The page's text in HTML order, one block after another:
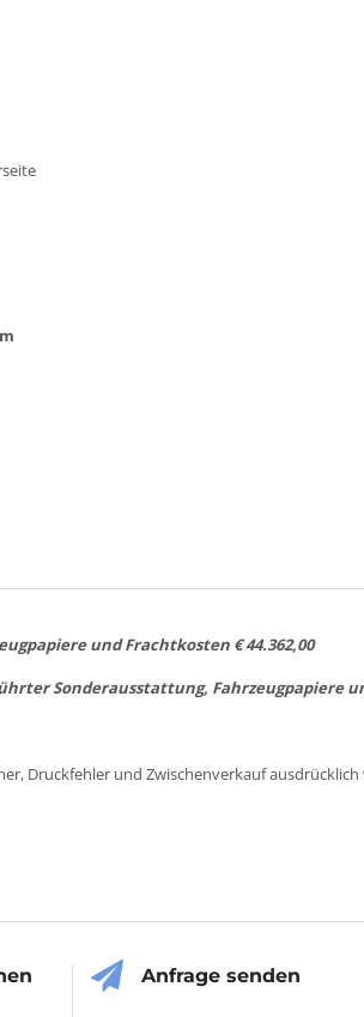
und Frachtkosten € 44.362,00
Sonderausstattung, Fahrzeugpapiere
Druckfehler und Zwischenverkauf
Anfrage senden